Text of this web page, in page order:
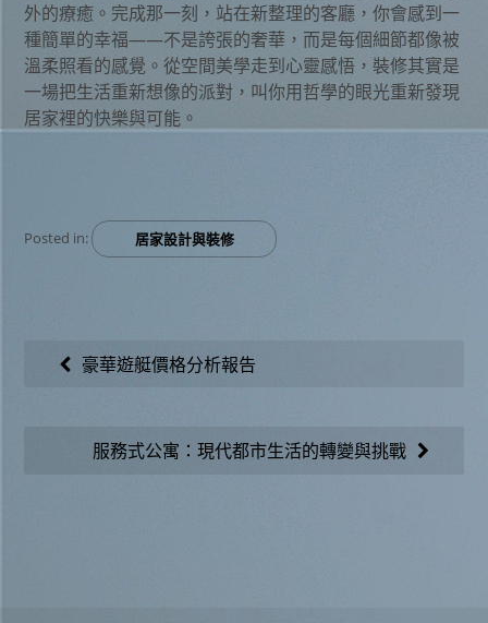
外的療癒。完成那一刻，站在新整理的客廳，你會感到一
種簡單的幸福——不是誇張的奢華，而是每個細節都像被
溫柔照看的感覺。從空間美學走到心靈感悟，裝修其實是
一場把生活重新想像的派對，叫你用哲學的眼光重新發現
居家裡的快樂與可能。
Posted in: 居家設計與裝修
豪華遊艇價格分析報告
服務式公寓：現代都市生活的轉變與挑戰